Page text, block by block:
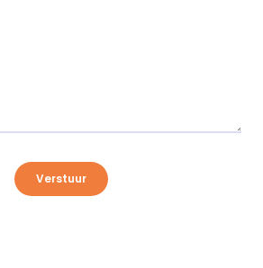
Verstuur